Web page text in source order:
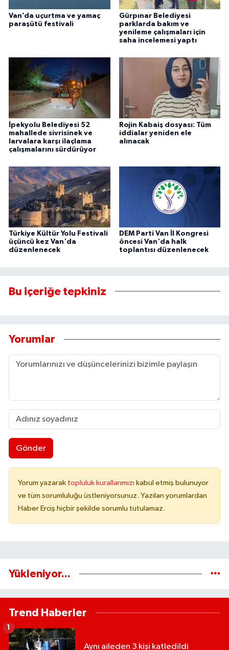
Van’da uçurtma ve yamaç
paraşütü festivali
Gürpınar Belediyesi
parklarda bakım ve
yenileme çalışmaları için
saha incelemesi yaptı
İpekyolu Belediyesi 52
mahallede sivrisinek ve
larvalara karşı ilaçlama
çalışmalarını sürdürüyor
Rojin Kabaiş dosyası: Tüm
iddialar yeniden ele
alınacak
Türkiye Kültür Yolu Festivali
üçüncü kez Van'da
düzenlenecek
DEM Parti Van İl Kongresi
öncesi Van'da halk
toplantısı düzenlenecek
Bu içeriğe tepkiniz
Yorumlar
Gönder
Yorum yazarak topluluk kurallarımızı kabul etmiş bulunuyor
ve tüm sorumluluğu üstleniyorsunuz. Yazılan yorumlardan
Haber Erciş hiçbir şekilde sorumlu tutulamaz.
Yükleniyor...
Trend Haberler
Aynı aileden 3 kişi katledildi